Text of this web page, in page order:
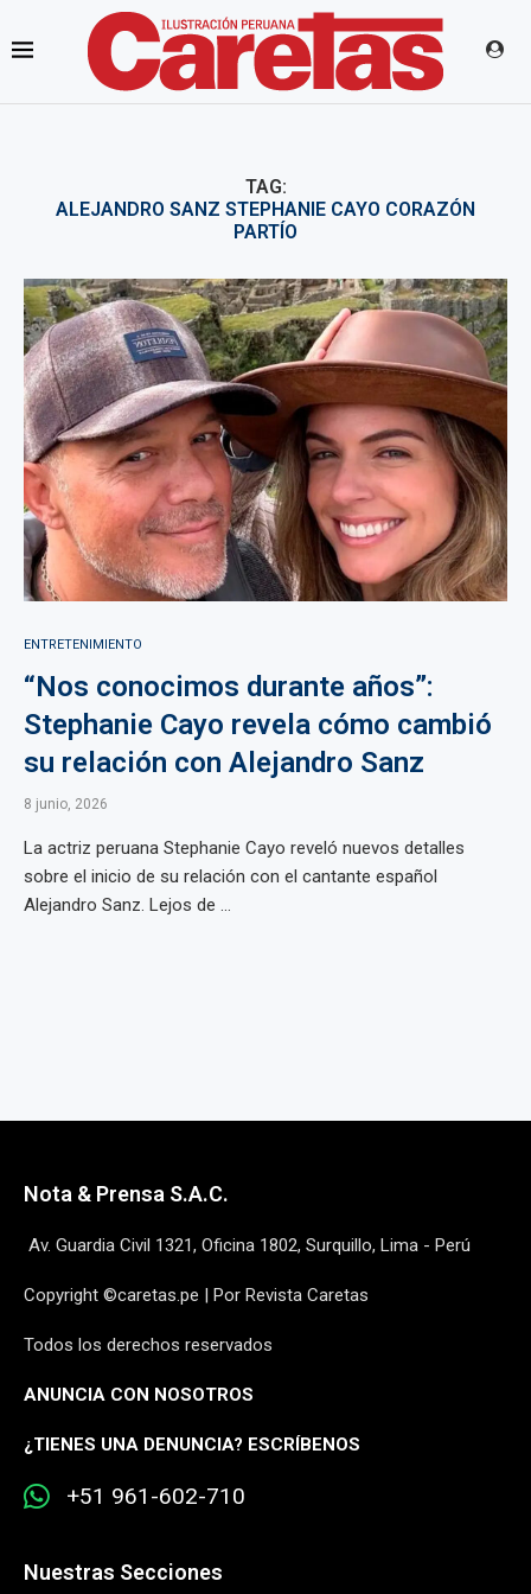
TAG:
ALEJANDRO SANZ STEPHANIE CAYO CORAZÓN
PARTÍO
ENTRETENIMIENTO
“Nos conocimos durante años”:
Stephanie Cayo revela cómo cambió
su relación con Alejandro Sanz
8 junio, 2026
La actriz peruana Stephanie Cayo reveló nuevos detalles
sobre el inicio de su relación con el cantante español
Alejandro Sanz. Lejos de ...
Nota & Prensa S.A.C.
Av. Guardia Civil 1321, Oficina 1802, Surquillo, Lima - Perú
Copyright ©caretas.pe | Por Revista Caretas
Todos los derechos reservados
ANUNCIA CON NOSOTROS
¿TIENES UNA DENUNCIA? ESCRÍBENOS
+51 961-602-710
Nuestras Secciones